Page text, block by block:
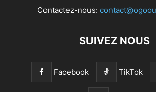
Contactez-nous:
SUIVEZ NOUS
Facebook TikTok